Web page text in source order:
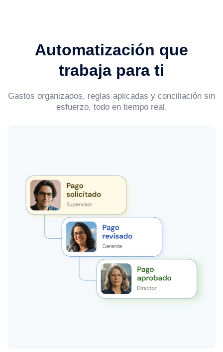
Automatización que
trabaja para ti
Gastos organizados, reglas aplicadas y conciliación sin
esfuerzo, todo en tiempo real.